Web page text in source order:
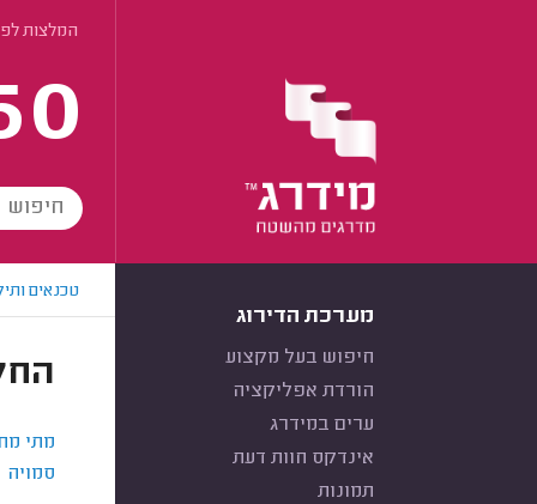
המלצות
מערכת הדירוג
חיפוש בעל מקצוע
הורדת אפליקציה
ערים במידרג
אינדקס חוות דעת
תמונות
טכנאים
מתי
סמויה